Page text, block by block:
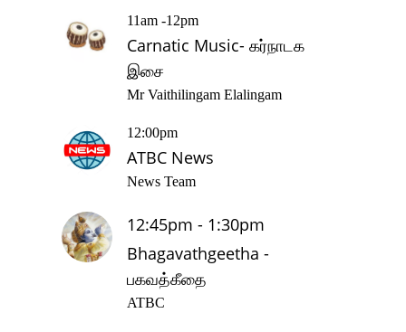
11am -12pm
Carnatic Music- கர்நாடக
இசை
Mr Vaithilingam Elalingam
12:00pm
ATBC News
News Team
12:45pm - 1:30pm
Bhagavathgeetha -
பகவத்கீதை
ATBC